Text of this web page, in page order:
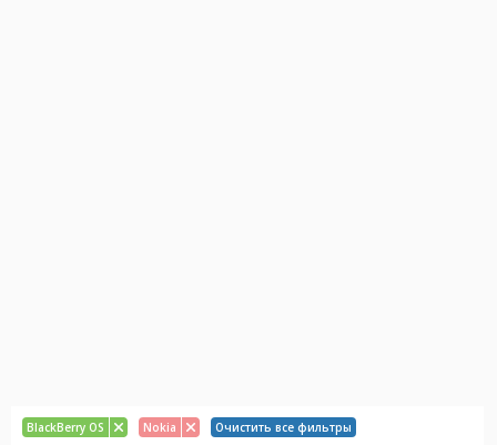
BlackBerry OS Nokia Очистить все фильтры